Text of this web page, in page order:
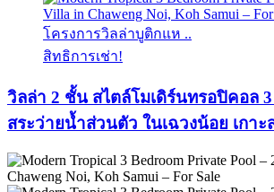
โครงการวิลล่าบูติกแห ..
สิทธิการเช่า!
วิลล่า 2 ชั้น สไตล์โมเดิร์นทรอปิคอล
สระว่ายน้ำส่วนตัว ในเฉวงน้อย เกาะ